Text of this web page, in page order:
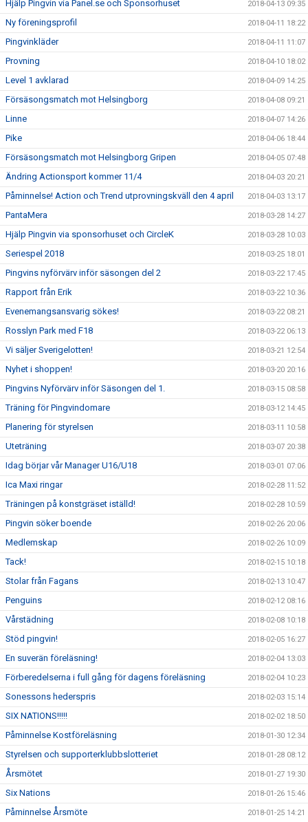
Hjälp Pingvin via Panel.se och Sponsorhuset 2018-04-13 09:35
Ny föreningsprofil 2018-04-11 18:22
Pingvinkläder 2018-04-11 11:07
Provning 2018-04-10 18:02
Level 1 avklarad 2018-04-09 14:25
Försäsongsmatch mot Helsingborg 2018-04-08 09:21
Linne 2018-04-07 14:26
Pike 2018-04-06 18:44
Försäsongsmatch mot Helsingborg Gripen 2018-04-05 07:48
Ändring Actionsport kommer 11/4 2018-04-03 20:21
Påminnelse! Action och Trend utprovningskväll den 4 april 2018-04-03 13:17
PantaMera 2018-03-28 14:27
Hjälp Pingvin via sponsorhuset och CircleK 2018-03-28 10:03
Seriespel 2018 2018-03-25 18:01
Pingvins nyförvärv inför säsongen del 2 2018-03-22 17:45
Rapport från Erik 2018-03-22 10:36
Evenemangsansvarig sökes! 2018-03-22 08:21
Rosslyn Park med F18 2018-03-22 06:13
Vi säljer Sverigelotten! 2018-03-21 12:54
Nyhet i shoppen! 2018-03-20 20:16
Pingvins Nyförvärv inför Säsongen del 1. 2018-03-15 08:58
Träning för Pingvindomare 2018-03-12 14:45
Planering för styrelsen 2018-03-11 10:58
Uteträning 2018-03-07 20:38
Idag börjar vår Manager U16/U18 2018-03-01 07:06
Ica Maxi ringar 2018-02-28 11:52
Träningen på konstgräset iställd! 2018-02-28 10:59
Pingvin söker boende 2018-02-26 20:06
Medlemskap 2018-02-26 10:09
Tack! 2018-02-15 10:18
Stolar från Fagans 2018-02-13 10:47
Penguins 2018-02-12 08:16
Vårstädning 2018-02-08 10:18
Stöd pingvin! 2018-02-05 16:27
En suverän föreläsning! 2018-02-04 13:03
Förberedelserna i full gång för dagens föreläsning 2018-02-04 10:23
Sonessons hederspris 2018-02-03 15:14
SIX NATIONS!!!!! 2018-02-02 18:50
Påminnelse Kostföreläsning 2018-01-30 12:34
Styrelsen och supporterklubbslotteriet 2018-01-28 08:12
Årsmötet 2018-01-27 19:30
Six Nations 2018-01-26 15:46
Påminnelse Årsmöte 2018-01-25 14:21